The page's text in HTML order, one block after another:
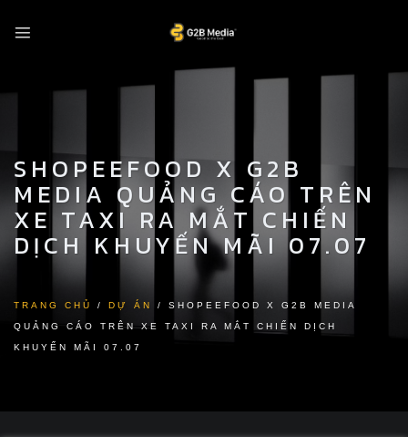
SHOPEEFOOD X G2B
MEDIA QUẢNG CÁO TRÊN
XE TAXI RA MẮT CHIẾN
DỊCH KHUYẾN MÃI 07.07
TRANG CHỦ / DỰ ÁN / SHOPEEFOOD X G2B MEDIA
QUẢNG CÁO TRÊN XE TAXI RA MẮT CHIẾN DỊCH
KHUYẾN MÃI 07.07